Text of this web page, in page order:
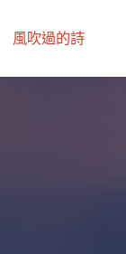
風吹過的詩